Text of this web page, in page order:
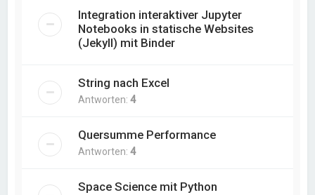
Integration interaktiver Jupyter
Notebooks in statische Websites
(Jekyll) mit Binder
String nach Excel
Antworten:4
Quersumme Performance
Antworten:4
Space Science mit Python